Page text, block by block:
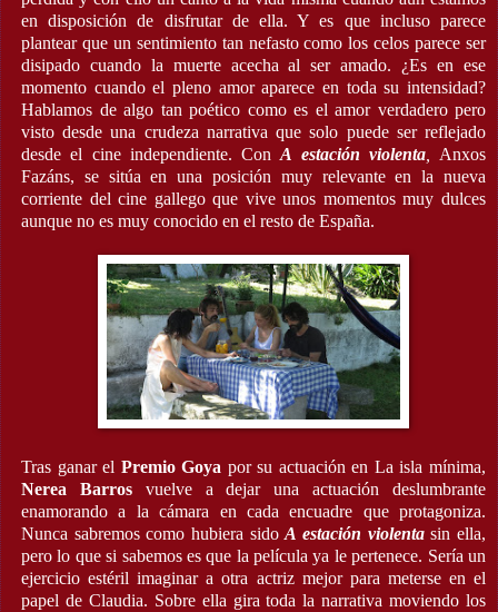
en disposición de disfrutar de ella. Y es que incluso parece
plantear que un sentimiento tan nefasto como los celos parece ser
disipado cuando la muerte acecha al ser amado. ¿Es en ese
momento cuando el pleno amor aparece en toda su intensidad?
Hablamos de algo tan poético como es el amor verdadero pero
visto desde una crudeza narrativa que solo puede ser reflejado
desde el cine independiente. Con A estación violenta, Anxos
Fazáns, se sitúa en una posición muy relevante en la nueva
corriente del cine gallego que vive unos momentos muy dulces
aunque no es muy conocido en el resto de España.
Tras ganar el Premio Goya por su actuación en La isla mínima,
Nerea Barrosvuelve a dejar una actuación deslumbrante
enamorando a la cámara en cada encuadre que protagoniza.
Nunca sabremos como hubiera sidoA estación violenta sin ella,
pero lo que si sabemos es que la película ya le pertenece. Sería un
ejercicio estéril imaginar a otra actriz mejor para meterse en el
papel de Claudia. Sobre ella gira toda la narrativa moviendo los